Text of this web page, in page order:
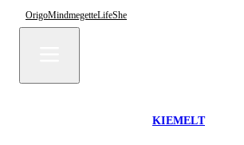
OrigoMindmegetteLifeShe
KIEMELT